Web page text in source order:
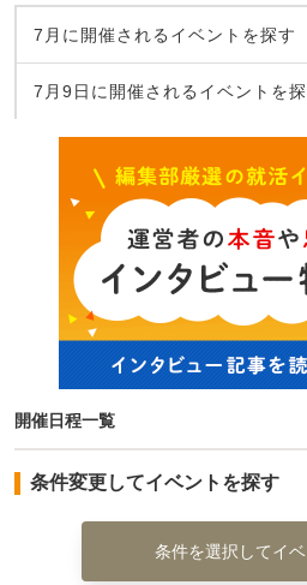
7月に開催されるイベントを探す
7月9日に開催されるイベントを
開催日程一覧
条件変更してイベントを探す
条件を選択してイ